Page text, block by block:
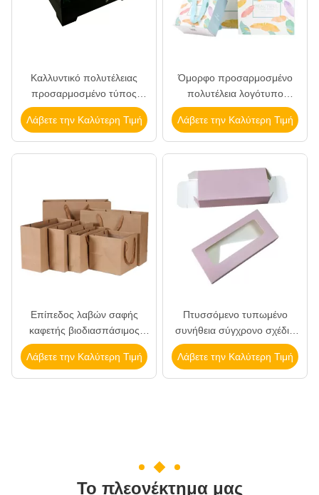
Καλλυντικό πολυτέλειας
προσαρμοσμένο τύπος
λογότυπο βιβλίων
παραθύρων δώρων
συσκευάζοντας με την
πόρπη χεριών
Λάβετε την Καλύτερη Τιμή
Όμορφο προσαρμοσμένο
πολυτέλεια λογότυπο
τσαντών αγορών εγγράφου
της Kraft με τη νάυλον λαβή
σχοινιών
Λάβετε την Καλύτερη Τιμή
Επίπεδος λαβών σαφής
καφετής βιοδιασπάσιμος
ανθεκτικός λογότυπων
δώρων προσαρμοσμένος
τσάντες
Λάβετε την Καλύτερη Τιμή
Πτυσσόμενο τυπωμένο
συνήθεια σύγχρονο σχέδιο
κιβωτίων με το διαφανές
παράθυρο
Λάβετε την Καλύτερη Τιμή
Το πλεονέκτημα μας